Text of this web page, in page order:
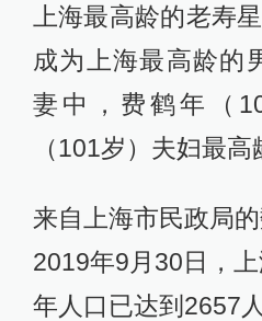
上海最高龄的老寿
成为上海最高龄的
妻中，费鹤年（
（101岁）夫妇最高
来自上海市民政局
2019年9月30日，
年人口已达到2657